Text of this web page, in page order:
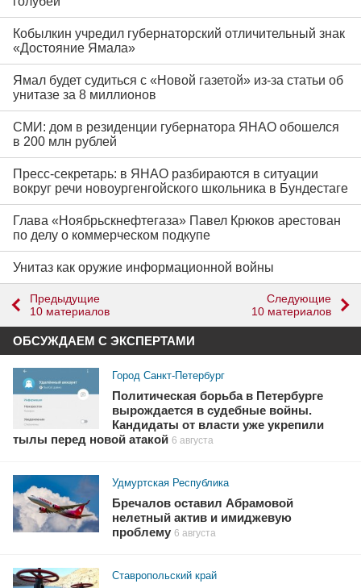
Кобылкин учредил губернаторский отличительный знак
«Достояние Ямала»
Ямал будет судиться с «Новой газетой» из-за статьи об
унитазе за 8 миллионов
СМИ: дом в резиденции губернатора ЯНАО обошелся
в 200 млн рублей
Пресс-секретарь: в ЯНАО разбираются в ситуации
вокруг речи новоургенгойского школьника в Бундестаге
Глава «Ноябрьскнефтегаза» Павел Крюков арестован
по делу о коммерческом подкупе
Унитаз как оружие информационной войны
Предыдущие
10 материалов
Следующие
10 материалов
ОБСУЖДАЕМ С ЭКСПЕРТАМИ
Город Санкт-Петербург
Политическая борьба в Петербурге
вырождается в судебные войны.
Кандидаты от власти уже укрепили
тылы перед новой атакой 6 августа
Удмуртская Республика
Бречалов оставил Абрамовой
нелетный актив и имиджевую
проблему 6 августа
Ставропольский край